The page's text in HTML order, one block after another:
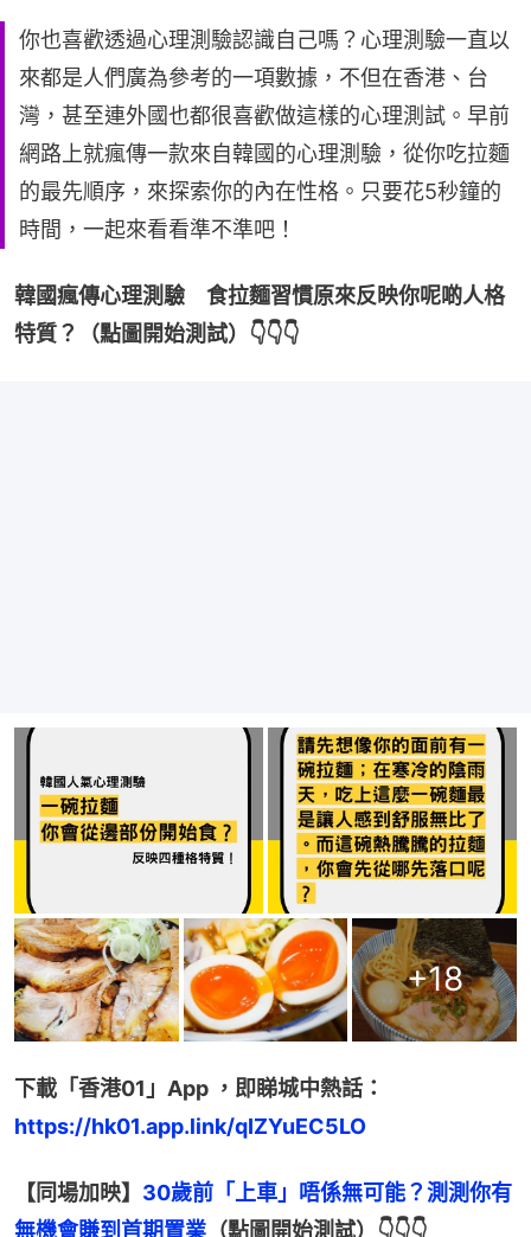
你也喜歡透過心理測驗認識自己嗎？心理測驗一直以
來都是人們廣為參考的一項數據，不但在香港、台
灣，甚至連外國也都很喜歡做這樣的心理測試。早前
網路上就瘋傳一款來自韓國的心理測驗，從你吃拉麵
的最先順序，來探索你的內在性格。只要花5秒鐘的
時間，一起來看看準不準吧！
韓國瘋傳心理測驗　食拉麵習慣原來反映你呢啲人格
特質？（點圖開始測試）👇👇👇
+18
下載「香港01」App ，即睇城中熱話：
https://hk01.app.link/qIZYuEC5LO
【同場加映】 30歲前「上車」唔係無可能？測測你有
無機會賺到首期置業 （點圖開始測試）👇👇👇